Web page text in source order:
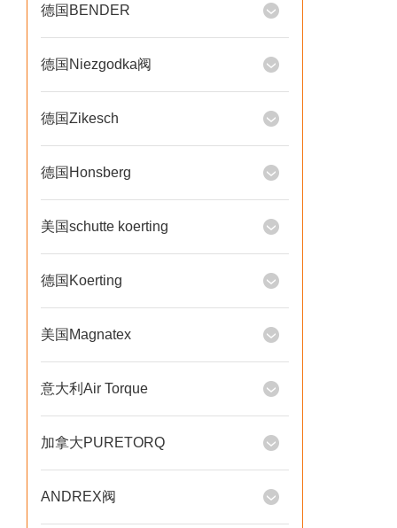
德国BENDER
德国Niezgodka阀
德国Zikesch
德国Honsberg
美国schutte koerting
德国Koerting
美国Magnatex
意大利Air Torque
加拿大PURETORQ
ANDREX阀